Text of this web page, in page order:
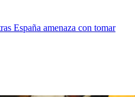
España amenaza con tomar